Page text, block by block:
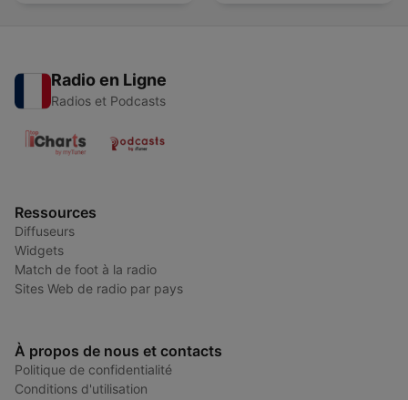
Radio en Ligne
Radios et Podcasts
Ressources
Diffuseurs
Widgets
Match de foot à la radio
Sites Web de radio par pays
À propos de nous et contacts
Politique de confidentialité
Conditions d'utilisation